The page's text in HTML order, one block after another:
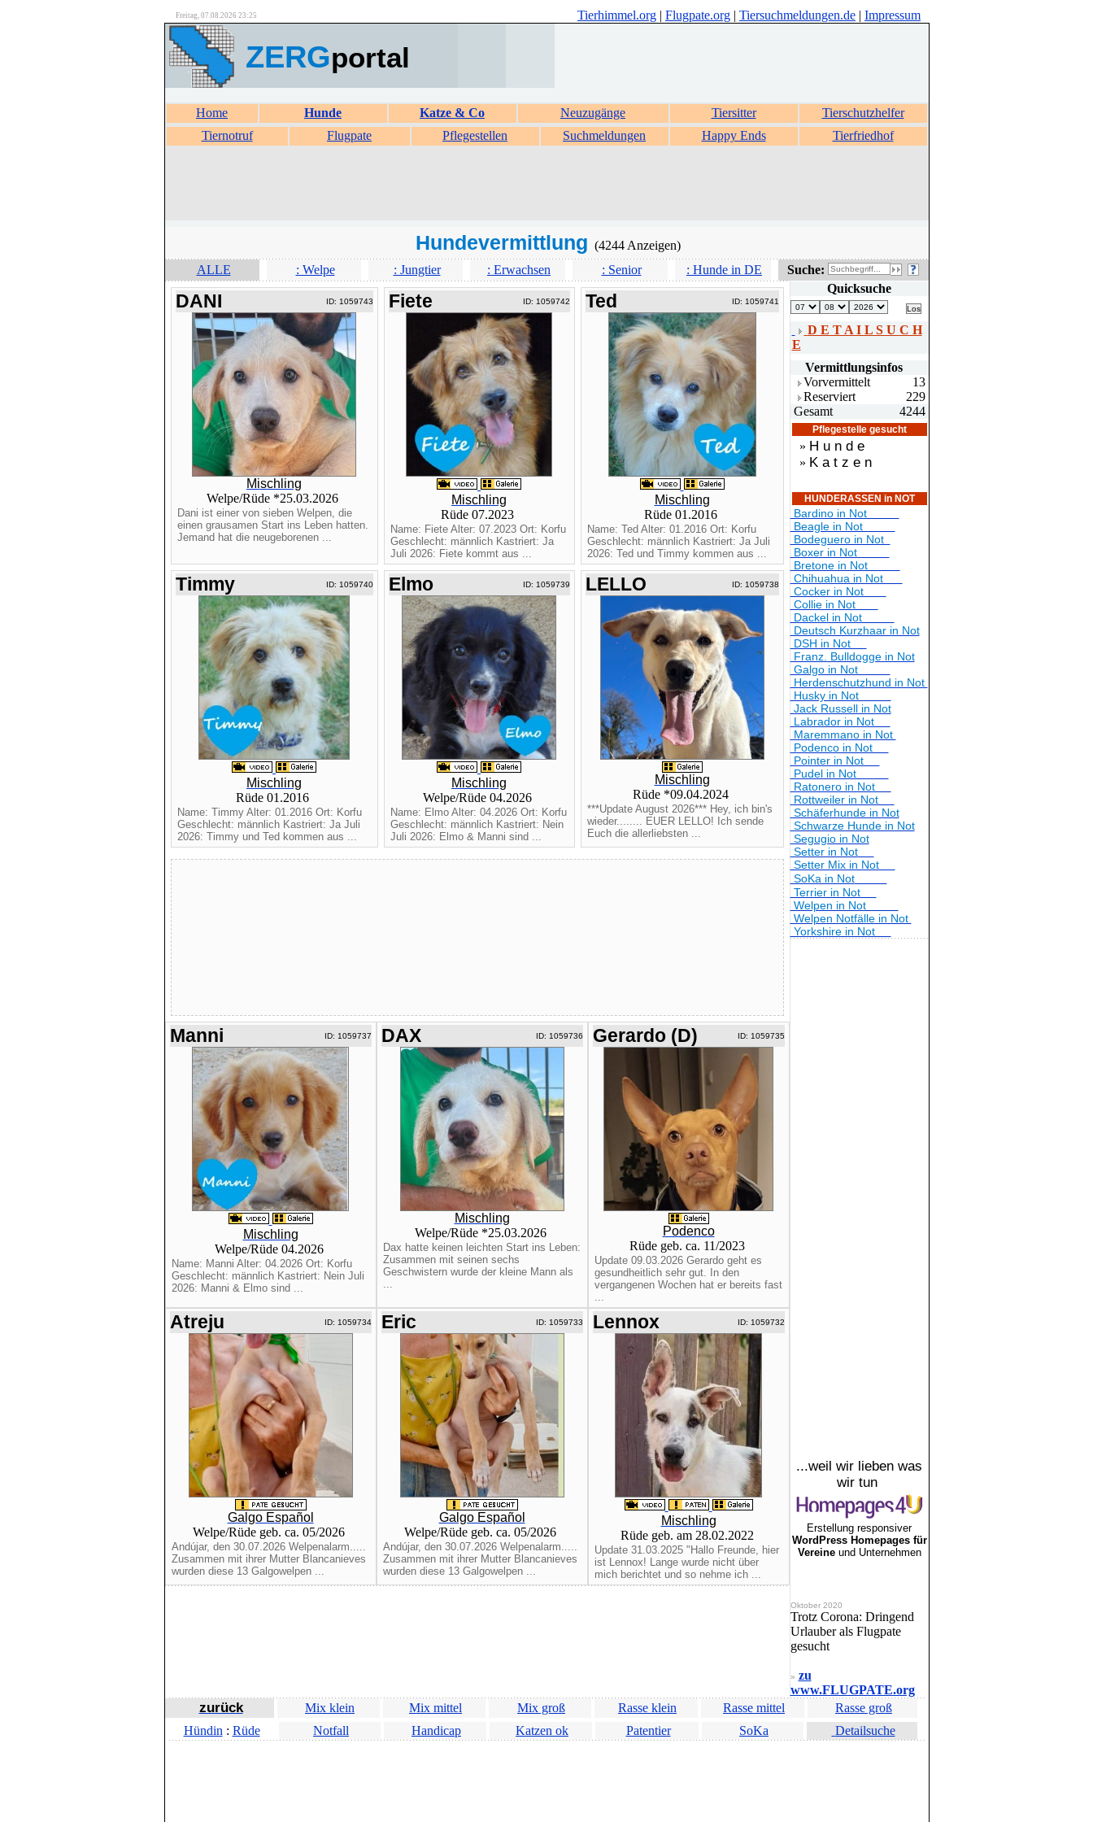
Freitag, 07.08.2026 23:25 Tierhimmel.org | Flugpate.org | Tiersuchmeldungen.de | Impressum
ZERGportal
Home Hunde Katze & Co Neuzugänge Tiersitter
Tierschutzhelfer
Tiernotruf
Flugpate Pflegestellen Suchmeldungen Happy Ends Tierfriedhof
Hundevermittlung (4244 Anzeigen)
ALLE
: Welpe : Jungtier : Erwachsen : Senior : Hunde in DE Suche:
DANI ID: 1059743
Mischling
Welpe/Rüde *25.03.2026
Dani ist einer von sieben Welpen, die
einen grausamen Start ins Leben hatten.
Jemand hat die neugeborenen ...
Fiete ID: 1059742
Mischling
Rüde 07.2023
Name: Fiete Alter: 07.2023 Ort: Korfu
Geschlecht: männlich Kastriert: Ja
Juli 2026: Fiete kommt aus ...
Ted ID: 1059741
Mischling
Rüde 01.2016
Name: Ted Alter: 01.2016 Ort: Korfu
Geschlecht: männlich Kastriert: Ja Juli
2026: Ted und Timmy kommen aus ...
Timmy ID: 1059740
Mischling
Rüde 01.2016
Name: Timmy Alter: 01.2016 Ort: Korfu
Geschlecht: männlich Kastriert: Ja Juli
2026: Timmy und Ted kommen aus ...
Elmo ID: 1059739
Mischling
Welpe/Rüde 04.2026
Name: Elmo Alter: 04.2026 Ort: Korfu
Geschlecht: männlich Kastriert: Nein
Juli 2026: Elmo & Manni sind ...
LELLO ID: 1059738
Mischling
Rüde *09.04.2024
***Update August 2026*** Hey, ich bin's
wieder........ EUER LELLO! Ich sende
Euch die allerliebsten ...
Manni ID: 1059737
Mischling
Welpe/Rüde 04.2026
Name: Manni Alter: 04.2026 Ort: Korfu
Geschlecht: männlich Kastriert: Nein Juli
2026: Manni & Elmo sind ...
DAX ID: 1059736
Mischling
Welpe/Rüde *25.03.2026
Dax hatte keinen leichten Start ins Leben:
Zusammen mit seinen sechs
Geschwistern wurde der kleine Mann als
...
Gerardo (D) ID: 1059735
Podenco
Rüde geb. ca. 11/2023
Update 09.03.2026 Gerardo geht es
gesundheitlich sehr gut. In den
vergangenen Wochen hat er bereits fast
...
Atreju ID: 1059734
Galgo Español
Welpe/Rüde geb. ca. 05/2026
Andújar, den 30.07.2026 Welpenalarm.....
Zusammen mit ihrer Mutter Blancanieves
wurden diese 13 Galgowelpen ...
Eric ID: 1059733
Galgo Español
Welpe/Rüde geb. ca. 05/2026
Andújar, den 30.07.2026 Welpenalarm.....
Zusammen mit ihrer Mutter Blancanieves
wurden diese 13 Galgowelpen ...
Lennox ID: 1059732
Mischling
Rüde geb. am 28.02.2022
Update 31.03.2025 "Hallo Freunde, hier
ist Lennox! Lange wurde nicht über
mich berichtet und so nehme ich ...
Quicksuche
D E T A I L S U C H
E
Vermittlungsinfos
Vorvermittelt
13
Reserviert
229
Gesamt
4244
Pflegestelle gesucht
» H u n d e
» K a t z e n
HUNDERASSEN in NOT
Bardino in Not
Beagle in Not
Bodeguero in Not
Boxer in Not
Bretone in Not
Chihuahua in Not
Cocker in Not
Collie in Not
Dackel in Not
Deutsch Kurzhaar in Not
DSH in Not
Franz. Bulldogge in Not
Galgo in Not
Herdenschutzhund in Not
Husky in Not
Jack Russell in Not
Labrador in Not
Maremmano in Not
Podenco in Not
Pointer in Not
Pudel in Not
Ratonero in Not
Rottweiler in Not
Schäferhunde in Not
Schwarze Hunde in Not
Segugio in Not
Setter in Not
Setter Mix in Not
SoKa in Not
Terrier in Not
Welpen in Not
Welpen Notfälle in Not
Yorkshire in Not
...weil wir lieben was
wir tun
Erstellung responsiver
WordPress Homepages für
Vereineund Unternehmen
Oktober 2020
Trotz Corona: Dringend
Urlauber als Flugpate
gesucht
» zu
www.FLUGPATE.org
zurück Mix klein Mix mittel Mix groß Rasse klein Rasse mittel
Rasse groß
Hündin : Rüde Notfall Handicap Katzen ok Patentier SoKa Detailsuche